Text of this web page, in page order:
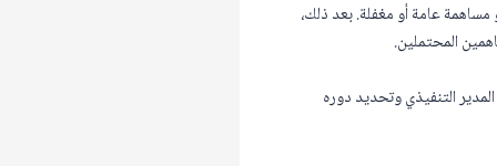
عامة أو مغفلة. بعد ذلك،
المحتملين.
التنفيذي وتحديد دوره